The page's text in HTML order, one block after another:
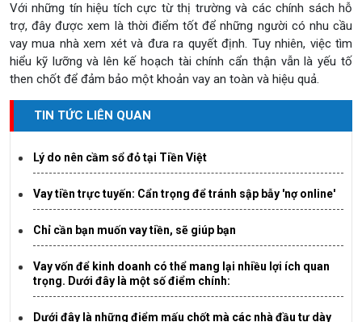
Với những tín hiệu tích cực từ thị trường và các chính sách hỗ
trợ, đây được xem là thời điểm tốt để những người có nhu cầu
vay mua nhà xem xét và đưa ra quyết định. Tuy nhiên, việc tìm
hiểu kỹ lưỡng và lên kế hoạch tài chính cẩn thận vẫn là yếu tố
then chốt để đảm bảo một khoản vay an toàn và hiệu quả.
TIN TỨC LIÊN QUAN
Lý do nên cầm sổ đỏ tại Tiền Việt
Vay tiền trực tuyến: Cẩn trọng để tránh sập bẫy 'nợ online'
Chỉ cần bạn muốn vay tiền, sẽ giúp bạn
Vay vốn để kinh doanh có thể mang lại nhiều lợi ích quan
trọng. Dưới đây là một số điểm chính:
Dưới đây là những điểm mấu chốt mà các nhà đầu tư dày